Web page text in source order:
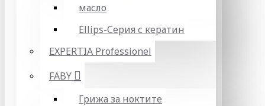
масло
Ellips-Серия с кератин
EXPERTIA Professionel
FABY
Грижа за ноктите